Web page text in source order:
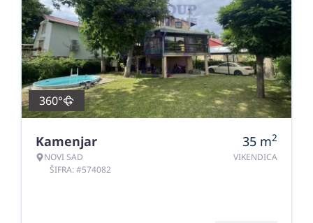
360°
Kamenjar
NOVI SAD
ŠIFRA: #574082
35 m2
VIKENDICA